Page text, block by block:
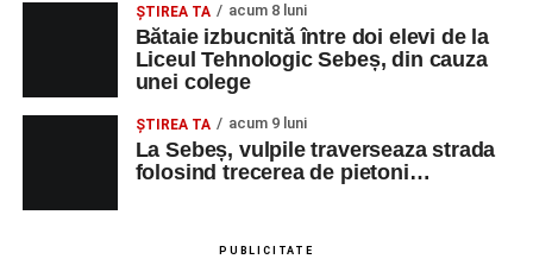
ŞTIREA TA acum 8 luni
Bătaie izbucnită între doi elevi de la
Liceul Tehnologic Sebeș, din cauza
unei colege
ŞTIREA TA acum 9 luni
La Sebeș, vulpile traverseaza strada
folosind trecerea de pietoni…
PUBLICITATE